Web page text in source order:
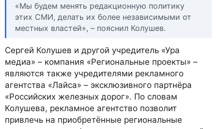
«Мы будем менять редакционную политику
этих СМИ, делать их более независимыми от
местных властей», – пояснил Колушев.
Сергей Колушев и другой учредитель «Ура
медиа» – компания «Региональные проекты» –
являются также учредителями рекламного
агентства «Лайса» – эксклюзивного партнёра
«Российских железных дорог». По словам
Колушева, рекламное агентство позволит
привлечь на приобретённые региональные